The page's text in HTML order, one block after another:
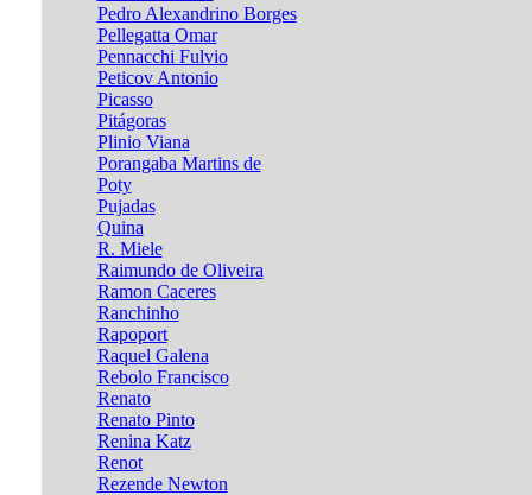
Pedro Alexandrino Borges
Pellegatta Omar
Pennacchi Fulvio
Peticov Antonio
Picasso
Pitágoras
Plinio Viana
Porangaba Martins de
Poty
Pujadas
Quina
R. Miele
Raimundo de Oliveira
Ramon Caceres
Ranchinho
Rapoport
Raquel Galena
Rebolo Francisco
Renato
Renato Pinto
Renina Katz
Renot
Rezende Newton